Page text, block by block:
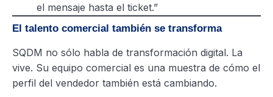
el mensaje hasta el ticket.”
El talento comercial también se transforma
SQDM no sólo habla de transformación digital. La
vive. Su equipo comercial es una muestra de cómo el
perfil del vendedor también está cambiando.